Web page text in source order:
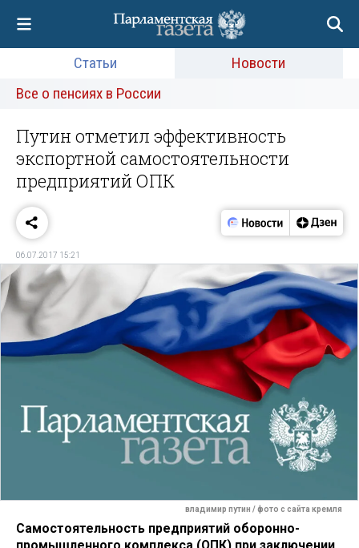
Статьи
Новости
Все о пенсиях в России
Путин отметил эффективность
экспортной самостоятельности
предприятий ОПК
06.07.2017 15:21
владимир путин / фото с сайта кремля
Самостоятельность предприятий оборонно-
промышленного комплекса (ОПК) при заключении